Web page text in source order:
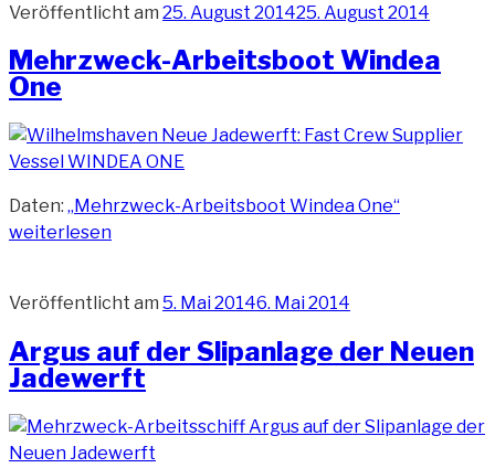
Veröffentlicht am 25. August 201425. August 2014
Mehrzweck-Arbeitsboot Windea
One
Daten: „Mehrzweck-Arbeitsboot Windea One“
weiterlesen
Veröffentlicht am 5. Mai 20146. Mai 2014
Argus auf der Slipanlage der Neuen
Jadewerft